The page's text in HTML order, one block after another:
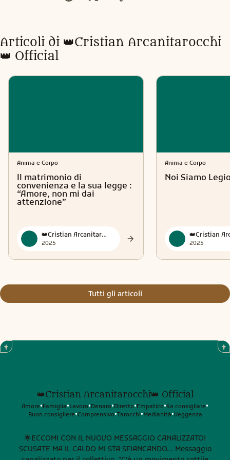
Articoli di 👑Cristian Arcanitarocchi
👑 Official
Anima e Corpo
Il matrimonio di
convenienza e la sua legge :
“Amore, non mi dai
attenzione”
👑Cristian Arcanitarocchi👑 Official
2025
Anima e Corpo
Noi Siamo
2025
Tutti gli articoli
👑Cristian Arcanitarocchi👑 Official
Amore•Famiglia•Lavoro•Denaro•Diretto•Empatico•Sa consigliare•
Buon consigliere•Comprensivo•Tarocchi•Medianità•Veggenza
🌟ECCOMI CON IL NUOVO MESSAGGIO CANALIZZATO!
SCUSATE MA IL CALDO MI STA SFIANCANDO... Messaggio